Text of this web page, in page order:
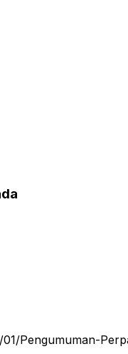
Pengumuman-